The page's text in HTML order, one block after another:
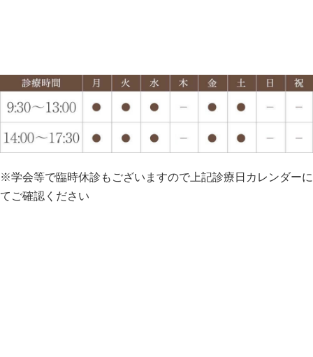
※学会等で臨時休診もございますので上記診療日カレンダーに
てご確認ください